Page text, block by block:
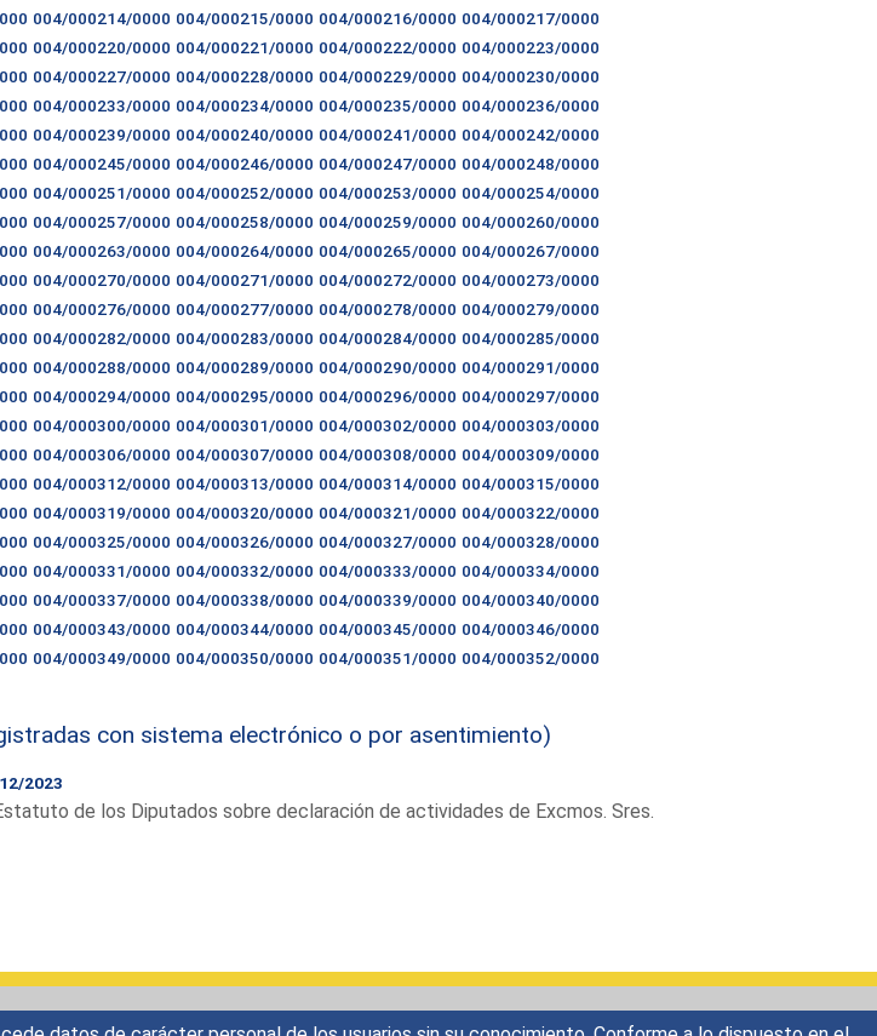
004/000214/0000 004/000215/0000 004/000216/0000 004/000217/0000
004/000220/0000 004/000221/0000 004/000222/0000 004/000223/0000
004/000227/0000 004/000228/0000 004/000229/0000 004/000230/0000
004/000233/0000 004/000234/0000 004/000235/0000 004/000236/0000
004/000239/0000 004/000240/0000 004/000241/0000 004/000242/0000
004/000245/0000 004/000246/0000 004/000247/0000 004/000248/0000
004/000251/0000 004/000252/0000 004/000253/0000 004/000254/0000
004/000257/0000 004/000258/0000 004/000259/0000 004/000260/0000
004/000263/0000 004/000264/0000 004/000265/0000 004/000267/0000
004/000270/0000 004/000271/0000 004/000272/0000 004/000273/0000
004/000276/0000 004/000277/0000 004/000278/0000 004/000279/0000
004/000282/0000 004/000283/0000 004/000284/0000 004/000285/0000
004/000288/0000 004/000289/0000 004/000290/0000 004/000291/0000
004/000294/0000 004/000295/0000 004/000296/0000 004/000297/0000
004/000300/0000 004/000301/0000 004/000302/0000 004/000303/0000
004/000306/0000 004/000307/0000 004/000308/0000 004/000309/0000
004/000312/0000 004/000313/0000 004/000314/0000 004/000315/0000
004/000319/0000 004/000320/0000 004/000321/0000 004/000322/0000
004/000325/0000 004/000326/0000 004/000327/0000 004/000328/0000
004/000331/0000 004/000332/0000 004/000333/0000 004/000334/0000
004/000337/0000 004/000338/0000 004/000339/0000 004/000340/0000
004/000343/0000 004/000344/0000 004/000345/0000 004/000346/0000
004/000349/0000 004/000350/0000 004/000351/0000 004/000352/0000
con sistema electrónico o por asentimiento)
2023
de los Diputados sobre declaración de actividades de Excmos. Sres.